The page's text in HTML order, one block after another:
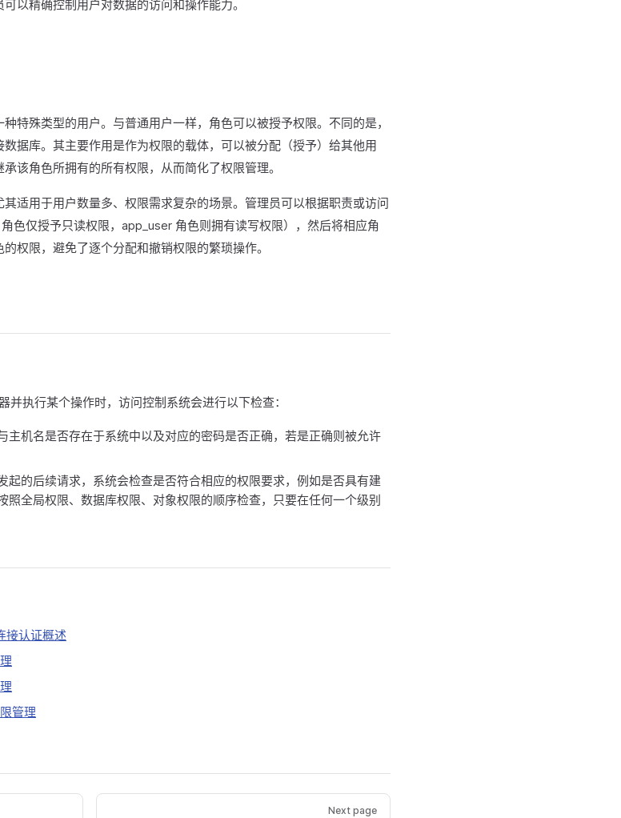
以精确控制用户对数据的访问和操作能力。
特殊类型的用户。与普通用户一样，角色可以被授予权限。不同的是，
据库。其主要作用是作为权限的载体，可以被分配（授予）给其他用
该角色所拥有的所有权限，从而简化了权限管理。
适用于用户数量多、权限需求复杂的场景。管理员可以根据职责或访问
色仅授予只读权限，app_user 角色则拥有读写权限），然后将相应角
权限，避免了逐个分配和撤销权限的繁琐操作。
执行某个操作时，访问控制系统会进行以下检查：
主机名是否存在于系统中以及对应的密码是否正确，若是正确则被允许
起的后续请求，系统会检查是否符合相应的权限要求，例如是否具有建
照全局权限、数据库权限、对象权限的顺序检查，只要在任何一个级别
认证概述
管理
Next page